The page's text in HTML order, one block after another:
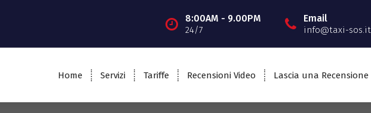
8:00AM - 9.00PM
24/7
Email
info@taxi-sos.it
Home Servizi Tariffe Recensioni Video Lascia una Recensione